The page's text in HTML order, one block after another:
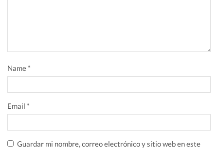
Name *
Email *
Guardar mi nombre, correo electrónico y sitio web en este